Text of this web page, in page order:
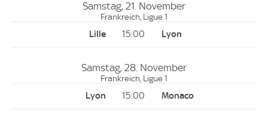
Samstag, 21. November
Frankreich, Ligue 1
15:00
Samstag, 28. November
Frankreich, Ligue 1
15:00